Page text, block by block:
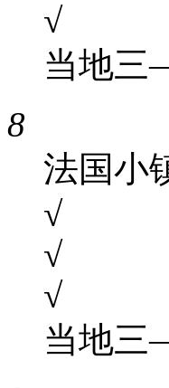
√
当地三
8
法国小
√
√
√
当地三